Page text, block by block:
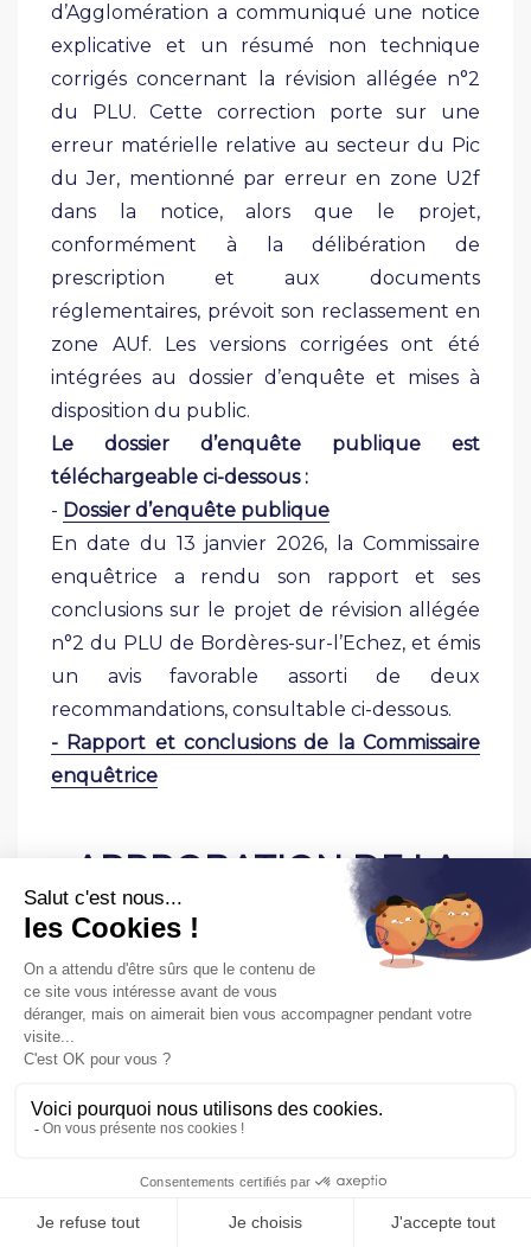
d’Agglomération a communiqué une notice
explicative et un résumé non technique
corrigés concernant la révision allégée n°2
du PLU. Cette correction porte sur une
erreur matérielle relative au secteur du Pic
du Jer, mentionné par erreur en zone U2f
dans la notice, alors que le projet,
conformément à la délibération de
prescription et aux documents
réglementaires, prévoit son reclassement en
zone AUf. Les versions corrigées ont été
intégrées au dossier d’enquête et mises à
disposition du public.
Le dossier d’enquête publique est
téléchargeable ci-dessous :
- Dossier d’enquête publique
En date du 13 janvier 2026, la Commissaire
enquêtrice a rendu son rapport et ses
conclusions sur le projet de révision allégée
n°2 du PLU de Bordères-sur-l’Echez, et émis
un avis favorable assorti de deux
recommandations, consultable ci-dessous.
- Rapport et conclusions de la Commissaire
enquêtrice
APPROBATION DE LA
PROCEDURE
Le public est informé que par délibération
n°8 en date du 18 février 2026, le Bureau
Communautaire de la CATLP a approuvé la
procédure de révision allégée n°2 du PLU de
Ladite délibération, ainsi que le dossier
public au siège de la Communauté
d’agglomération et en mairie de Bordères-